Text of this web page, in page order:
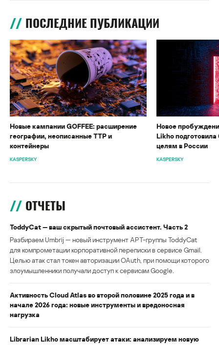
ПОСЛЕДНИЕ ПУБЛИКАЦИИ
Новые кампании GOFFEE: расширение
географии, неописанные TTP и
контейнеры
KASPERSKY
Новое
Likho
целям в России
KASPERSKY
ОТЧЕТЫ
ToddyCat — ваш скрытый почтовый ассистент. Часть 2
Разбираем Umbrij — новый инструмент APT-группы ToddyCat
для компрометации корпоративной переписки в сервисе Gmail.
Целью атак стал токен авторизации OAuth, при помощи которого
злоумышленники получали доступ к сервисам Google.
Активность Cloud Atlas во второй половине 2025 года и в
начале 2026 года: новые инструменты и вредоносная
нагрузка
Librarian Likho масштабирует атаки: анализируем новую